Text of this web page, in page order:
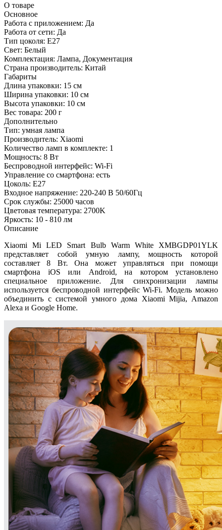
О товаре
Основное
Работа с приложением: Да
Работа от сети: Да
Тип цоколя: E27
Свет: Белый
Комплектация: Лампа, Документация
Страна производитель: Китай
Габариты
Длина упаковки: 15 см
Ширина упаковки: 10 см
Высота упаковки: 10 см
Вес товара: 200 г
Дополнительно
Тип: умная лампа
Производитель: Xiaomi
Количество ламп в комплекте: 1
Мощность: 8 Вт
Беспроводной интерфейс: Wi-Fi
Управление со смартфона: есть
Цоколь: E27
Входное напряжение: 220-240 В 50/60Гц
Срок службы: 25000 часов
Цветовая температура: 2700K
Яркость: 10 - 810 лм
Описание
Xiaomi Mi LED Smart Bulb Warm White XMBGDP01YLK
представляет собой умную лампу, мощность которой
составляет 8 Вт. Она может управляться при помощи
смартфона iOS или Android, на котором установлено
специальное приложение. Для синхронизации лампы
используется беспроводной интерфейс Wi-Fi. Модель можно
объединить с системой умного дома Xiaomi Mijia, Amazon
Alexa и Google Home.